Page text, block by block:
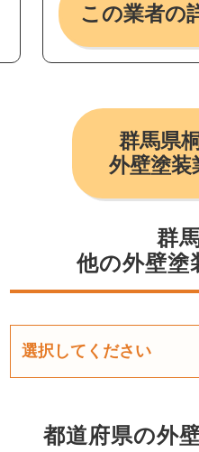
この業者の
群馬県
外壁塗装
群
他の外壁塗
都道府県の外